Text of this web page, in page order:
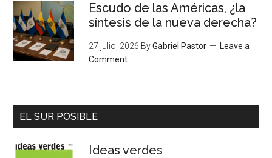
Escudo de las Américas, ¿la
síntesis de la nueva derecha?
27 julio, 2026 ByGabriel Pastor
Leave a
Comment
EL SUR POSIBLE
Ideas verdes